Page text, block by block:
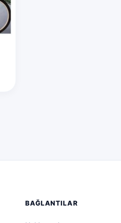
BAĞLANTILAR